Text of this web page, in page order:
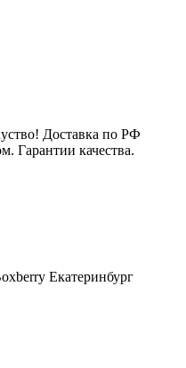
Доставка по РФ
Гарантии качества.
Екатеринбург